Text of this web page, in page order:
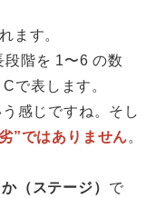
ます。
段階を 1〜6 の数
で表します。
感じですね。そし
”ではありません。
（ステージ） で